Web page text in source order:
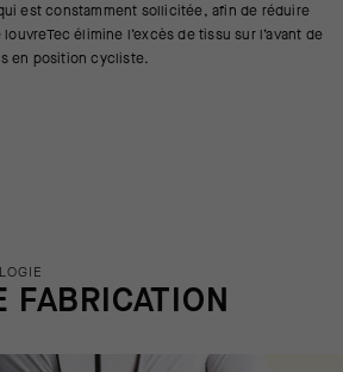
est constamment sollicitée, afin de réduire
élimine l’excès de tissu sur l’avant de
en position cycliste.
FABRICATION